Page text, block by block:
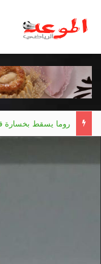
روما يسقط بخسارة